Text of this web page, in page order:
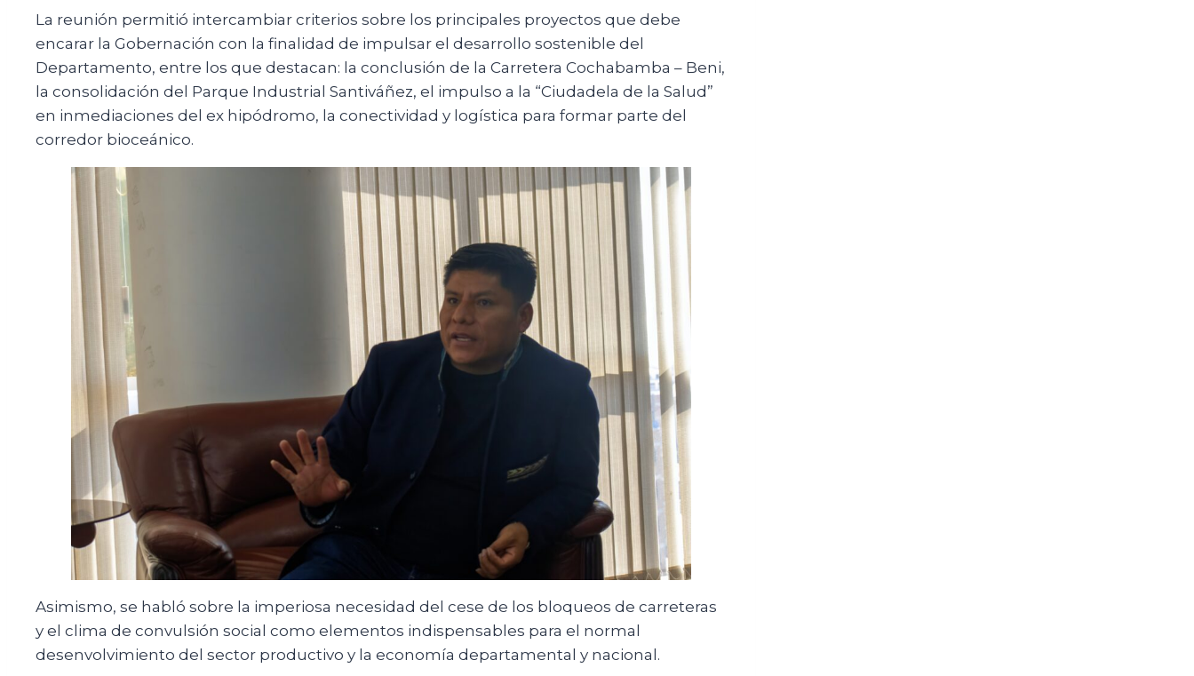
La reunión permitió intercambiar criterios sobre los principales proyectos que debe
encarar la Gobernación con la finalidad de impulsar el desarrollo sostenible del
Departamento, entre los que destacan: la conclusión de la Carretera Cochabamba – Beni,
la consolidación del Parque Industrial Santiváñez, el impulso a la “Ciudadela de la Salud”
en inmediaciones del ex hipódromo, la conectividad y logística para formar parte del
corredor bioceánico.
Asimismo, se habló sobre la imperiosa necesidad del cese de los bloqueos de carreteras
y el clima de convulsión social como elementos indispensables para el normal
desenvolvimiento del sector productivo y la economía departamental y nacional.